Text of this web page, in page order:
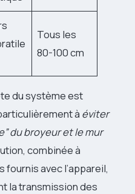
Tous les
80-100 cm
du système est
à éviter
du broyeur et le mur
combinée à
fournis avec l’appareil,
la transmission des